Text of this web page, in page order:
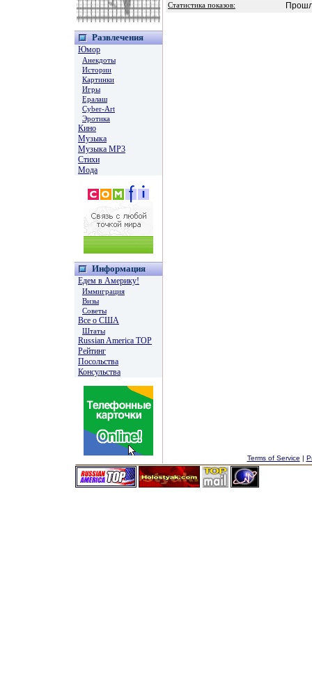
Развлечения
Юмор
Анекдоты
Истории
Картинки
Игры
Ералаш
Cyber-Art
Эротика
Кино
Музыка
Музыка MP3
Стихи
Мода
Информация
Едем в Америку!
Иммиграция
Визы
Советы
Все о США
Штаты
Russian America TOP
Рейтинг
Посольства
Консульства
Статистика показов:
Terms of Service |